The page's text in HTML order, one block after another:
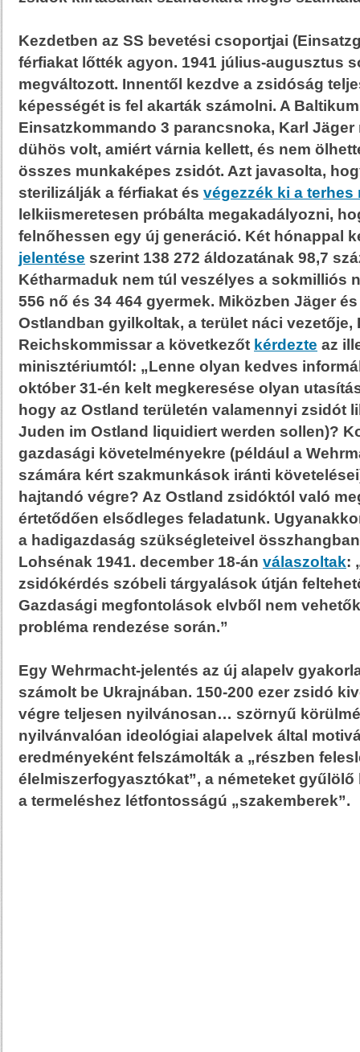
Kezdetben az SS bevetési csoportjai
férfiakat lőtték agyon. 1941 július-augusztus
megváltozott. Innentől kezdve a zsidóság
képességét is fel akarták számolni. A
Einsatzkommando 3 parancsnoka, Karl Jäger
dühös volt, amiért várnia kellett, és nem
összes munkaképes zsidót. Azt javasolta,
sterilizálják a férfiakat és végezzék ki a terhes
lelkiismeretesen próbálta megakadályozni,
felnőhessen egy új generáció. Két hónappal
jelentése szerint 138 272 áldozatának 98,7
Kétharmaduk nem túl veszélyes a sokmilliós
556 nő és 34 464 gyermek. Miközben Jäger
Ostlandban gyilkoltak, a terület náci vezetője,
Reichskommissar a következőt kérdezte az
minisztériumtól: „Lenne olyan kedves
október 31-én kelt megkeresése olyan
hogy az Ostland területén valamennyi zsidót
Juden im Ostland liquidiert werden sollen)?
gazdasági követelményekre (például a
számára kért szakmunkások iránti
hajtandó végre? Az Ostland zsidóktól való
értetődően elsődleges feladatunk.
a hadigazdaság szükségleteivel
Lohsénak 1941. december 18-án válaszoltak:
zsidókérdés szóbeli tárgyalások útján
Gazdasági megfontolások elvből nem
probléma rendezése során.”
Egy Wehrmacht-jelentés az új alapelv
számolt be Ukrajnában. 150-200 ezer zsidó
végre teljesen nyilvánosan… szörnyű
nyilvánvalóan ideológiai alapelvek által
eredményeként felszámolták a „részben
élelmiszerfogyasztókat”, a németeket
a termeléshez létfontosságú „szakemberek”.